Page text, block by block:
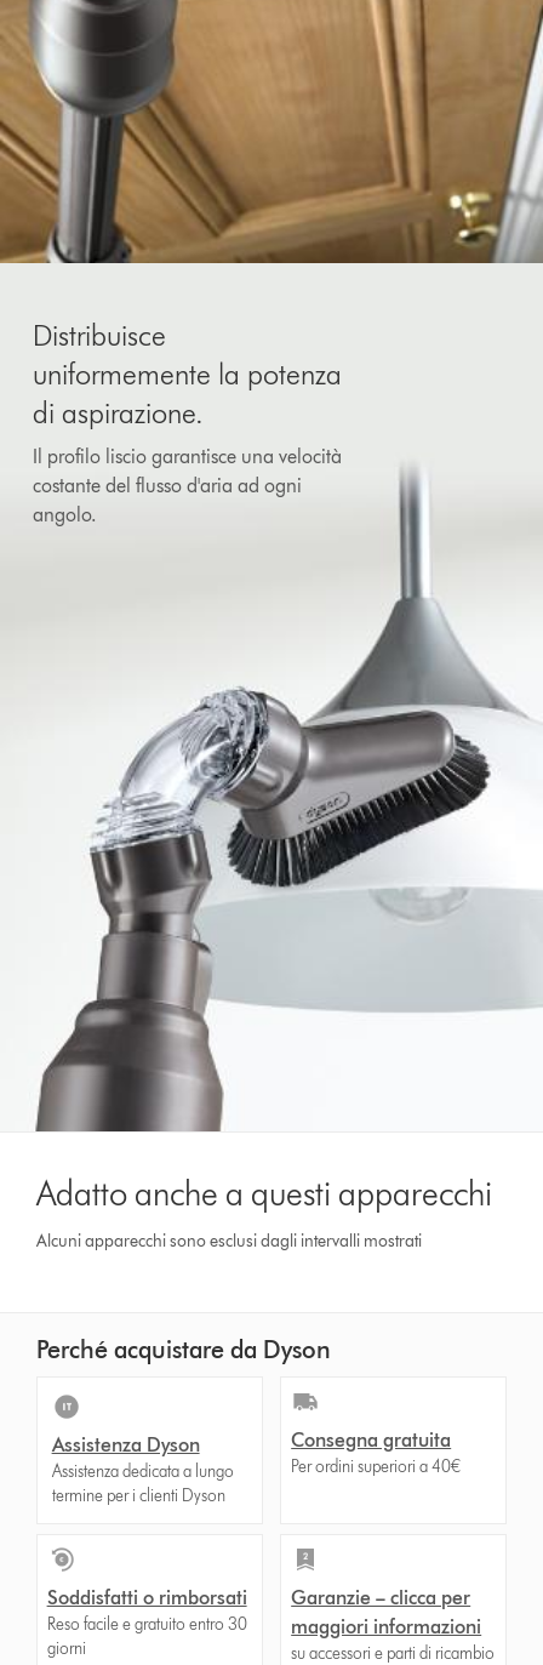
Distribuisce
uniformemente la potenza
di aspirazione.
Il profilo liscio garantisce una velocità
costante del flusso d'aria ad ogni
angolo.
Adatto anche a questi apparecchi
Alcuni apparecchi sono esclusi dagli intervalli mostrati
Perché acquistare da Dyson
Assistenza Dyson
Assistenza dedicata a lungo
termine per i clienti Dyson
Consegna gratuita
Per ordini superiori a 40€
Soddisfatti o rimborsati
Reso facile e gratuito entro 30
giorni
Garanzie – clicca per
maggiori informazioni
su accessori e parti di ricambio